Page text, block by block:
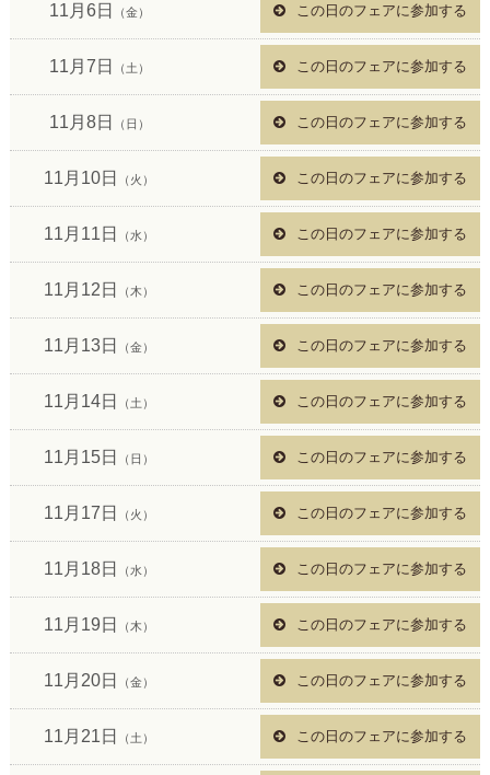
11月6日 （金） この日のフェアに参加する
11月7日 （土） この日のフェアに参加する
11月8日 （日） この日のフェアに参加する
11月10日 （火） この日のフェアに参加する
11月11日 （水） この日のフェアに参加する
11月12日 （木） この日のフェアに参加する
11月13日 （金） この日のフェアに参加する
11月14日 （土） この日のフェアに参加する
11月15日 （日） この日のフェアに参加する
11月17日 （火） この日のフェアに参加する
11月18日 （水） この日のフェアに参加する
11月19日 （木） この日のフェアに参加する
11月20日 （金） この日のフェアに参加する
11月21日 （土） この日のフェアに参加する